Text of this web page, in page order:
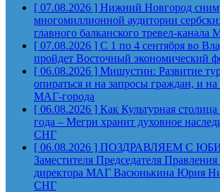
[ 07.08.2026 ] Нижний Новгород
многомиллионной аудитории
главного балканского тревел-канала
[ 07.08.2026 ] С 1 по 4 сентября во
пройдет Восточный экономический
[ 06.08.2026 ] Мишустин: Развитие
опираться и на запросы граждан, и
МАГ-города
[ 06.08.2026 ] Как Культурная
года – Мегри хранит духовное
СНГ
[ 06.08.2026 ] ПОЗДРАВЛЯЕМ С
Заместителя Председателя
директора МАГ Васюнькина Юрия
СНГ